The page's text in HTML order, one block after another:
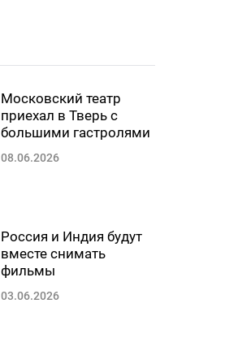
Московский театр
приехал в Тверь с
большими гастролями
08.06.2026
Россия и Индия будут
вместе снимать
фильмы
03.06.2026